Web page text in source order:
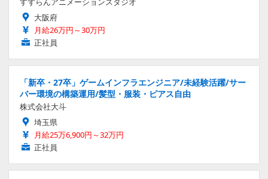
大阪府
月給26万円～30万円
正社員
「新卒・27卒」ゲームインフラエンジニア/未経験活躍/サー
バー環境の構築運用/髪型・服装・ピアス自由
株式会社大斗
埼玉県
月給25万6,900円～32万円
正社員